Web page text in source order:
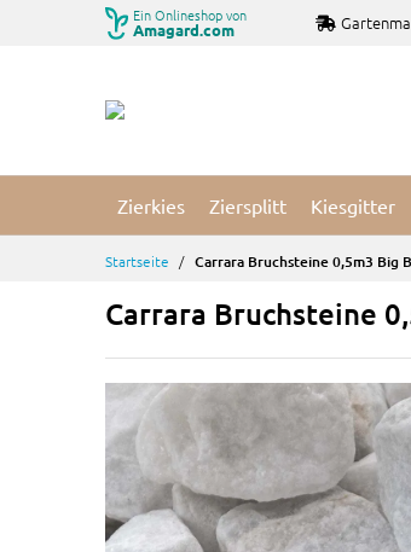
Ein Onlineshop von
Amagard.com
Zierkies Ziersplitt Kiesgitter
Startseite Carrara Bruchsteine 0,5m3 Big
Carrara Bruchsteine